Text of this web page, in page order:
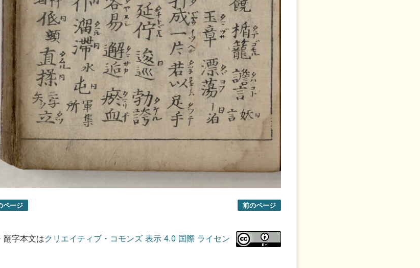
ページ 前のページ
翻字本文はクリエイティブ・コモンズ 表示 4.0 国際 ライセン